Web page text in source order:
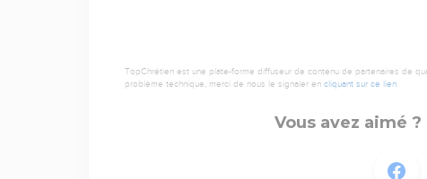
TopChrétien est une plate-forme diffuseur de contenu de partenaires de
problème technique, merci de nous le signaler en cliquant sur ce lien.
Vous avez aimé